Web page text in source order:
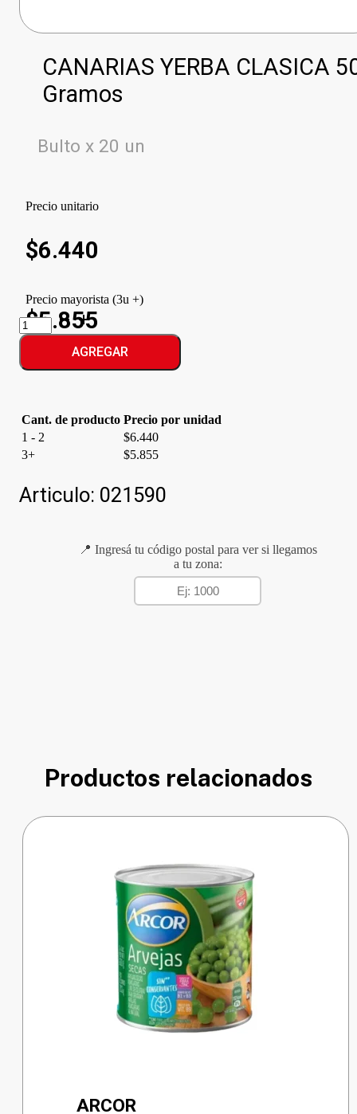
CANARIAS YERBA CLASICA
Gramos
Bulto x 20 un
Precio unitario
$6.440
Precio mayorista (3u +)
$5.855
CANARIAS
YERBA
CLASICA AGREGAR
Cant. de producto Precio por unidad
1 - 2
$6.440
3+
$5.855
Articulo: 021590
📍 Ingresá tu código postal para ver si llegamos
a tu zona:
Productos relacionados
ARCOR